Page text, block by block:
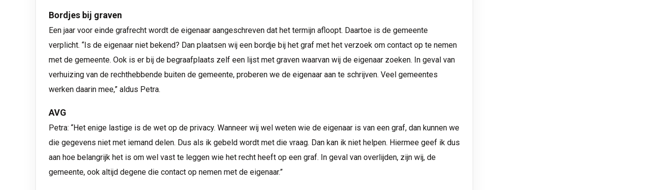
Bordjes bij graven
Een jaar voor einde grafrecht wordt de eigenaar aangeschreven dat het termijn afloopt. Daartoe is de gemeente
verplicht. “Is de eigenaar niet bekend? Dan plaatsen wij een bordje bij het graf met het verzoek om contact op te nemen
met de gemeente. Ook is er bij de begraafplaats zelf een lijst met graven waarvan wij de eigenaar zoeken. In geval van
verhuizing van de rechthebbende buiten de gemeente, proberen we de eigenaar aan te schrijven. Veel gemeentes
werken daarin mee,” aldus Petra.
AVG
Petra: “Het enige lastige is de wet op de privacy. Wanneer wij wel weten wie de eigenaar is van een graf, dan kunnen we
die gegevens niet met iemand delen. Dus als ik gebeld wordt met die vraag. Dan kan ik niet helpen. Hiermee geef ik dus
aan hoe belangrijk het is om wel vast te leggen wie het recht heeft op een graf. In geval van overlijden, zijn wij, de
gemeente, ook altijd degene die contact op nemen met de eigenaar.”